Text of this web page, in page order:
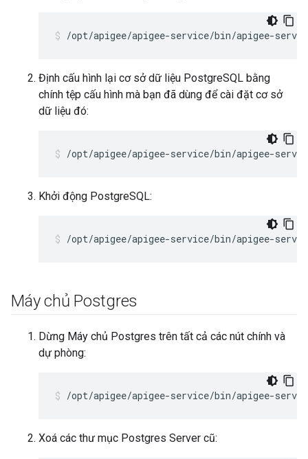
/opt/apigee/apigee-service/bin/apigee-
Định cấu hình lại cơ sở dữ liệu PostgreSQL bằng
chính tệp cấu hình mà bạn đã dùng để cài đặt cơ sở
dữ liệu đó:
/opt/apigee/apigee-service/bin/apigee-
Khởi động PostgreSQL:
/opt/apigee/apigee-service/bin/apigee-
Máy chủ Postgres
Dừng Máy chủ Postgres trên tất cả các nút chính và
dự phòng:
/opt/apigee/apigee-service/bin/apigee-
Xoá các thư mục Postgres Server cũ: